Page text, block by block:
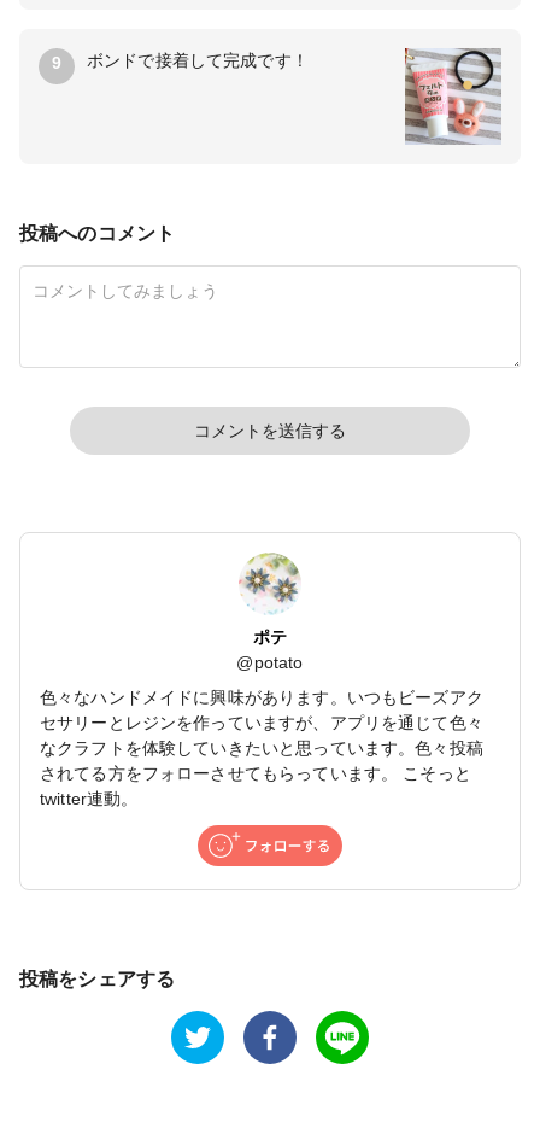
9 ボンドで接着して完成です！
投稿へのコメント
コメントを送信する
ポテ
@potato
色々なハンドメイドに興味があります。いつもビーズアク
セサリーとレジンを作っていますが、アプリを通じて色々
なクラフトを体験していきたいと思っています。色々投稿
されてる方をフォローさせてもらっています。 こそっと
twitter連動。
投稿をシェアする